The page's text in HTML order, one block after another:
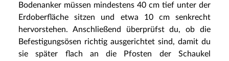
Bodenanker müssen mindestens 40 cm tief unter der
Erdoberfläche sitzen und etwa 10 cm senkrecht
hervorstehen. Anschließend überprüfst du, ob die
Befestigungsösen richtig ausgerichtet sind, damit du
sie später flach an die Pfosten der Schaukel